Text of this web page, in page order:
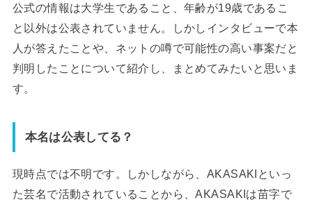
公式の情報は大学生であること、年齢が19歳であるこ
と以外は公表されていません。しかしインタビューで本
人が答えたことや、ネットの噂で可能性の高い事案だと
判明したことについて紹介し、まとめてみたいと思いま
す。
本名は公表してる？
現時点では不明です。しかしながら、AKASAKIといっ
た芸名で活動されていることから、AKASAKIは苗字で